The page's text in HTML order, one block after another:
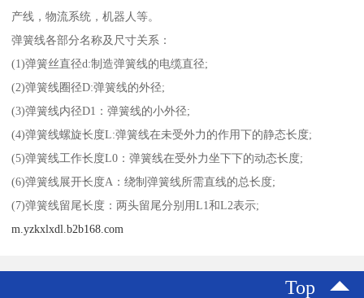
产线，物流系统，机器人等。
弹簧线各部分名称及尺寸关系：
(1)弹簧丝直径d:制造弹簧线的电缆直径;
(2)弹簧线圈径D:弹簧线的外径;
(3)弹簧线内径D1：弹簧线的小外径;
(4)弹簧线螺旋长度L:弹簧线在未受外力的作用下的静态长度;
(5)弹簧线工作长度L0：弹簧线在受外力坐下下的动态长度;
(6)弹簧线展开长度A：绕制弹簧线所需直线的总长度;
(7)弹簧线留尾长度：两头留尾分别用L1和L2表示;
m.yzkxlxdl.b2b168.com
Top